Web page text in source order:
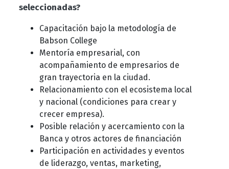
seleccionadas?
Capacitación bajo la metodología de
Babson College
Mentoría empresarial, con
acompañamiento de empresarios de
gran trayectoria en la ciudad.
Relacionamiento con el ecosistema local
y nacional (condiciones para crear y
crecer empresa).
Posible relación y acercamiento con la
Banca y otros actores de financiación
Participación en actividades y eventos
de liderazgo, ventas, marketing,